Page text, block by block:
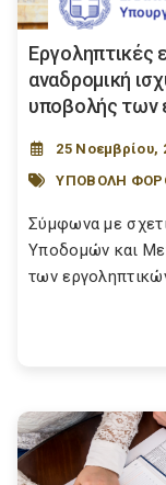
Εργοληπτικές
αναδρομική
υποβολής των
25 Νοεμβρίου,
ΥΠΟΒΟΛΗ
Σύμφωνα με
Υποδομών και
των